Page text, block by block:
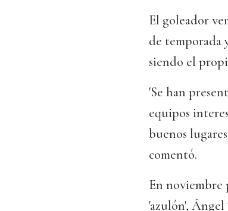
El goleador
de temporada
siendo el
'Se han
equipos
buenos
comentó.
En noviembre
'azulón', Ángel